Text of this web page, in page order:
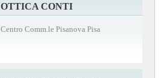
OTTICA CONTI
Centro Comm.le Pisanova Pisa